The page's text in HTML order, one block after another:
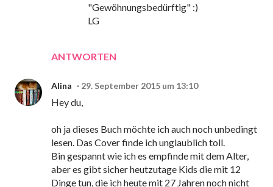
ANTWORTEN
"Gewöhnungsbedürftig" :)
LG
Alina 29. September 2015 um 13:10
Hey du,
oh ja dieses Buch möchte ich auch noch unbedingt
lesen. Das Cover finde ich unglaublich toll.
Bin gespannt wie ich es empfinde mit dem Alter,
aber es gibt sicher heutzutage Kids die mit 12
Dinge tun, die ich heute mit 27 Jahren noch nicht